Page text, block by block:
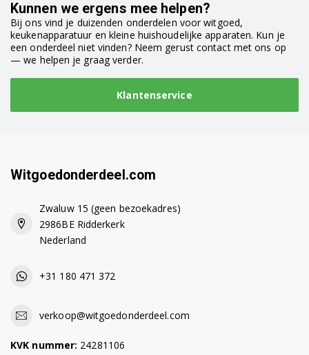
Kunnen we ergens mee helpen?
Bij ons vind je duizenden onderdelen voor witgoed,
keukenapparatuur en kleine huishoudelijke apparaten. Kun je
een onderdeel niet vinden? Neem gerust contact met ons op
— we helpen je graag verder.
Klantenservice
Witgoedonderdeel.com
Zwaluw 15 (geen bezoekadres)
2986BE Ridderkerk
Nederland
+31 180 471 372
verkoop@witgoedonderdeel.com
KVK nummer: 24281106